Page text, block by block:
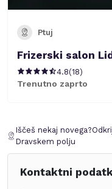
Ptuj
Frizerski salon
4.8(18)
Trenutno zaprto
Iščeš nekaj novega?
Dravskem polju
Kontaktni